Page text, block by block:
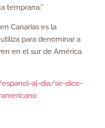
temprana:”
Canarias es la
para denominar a
en el sur de América.
al-dia/se-dice-